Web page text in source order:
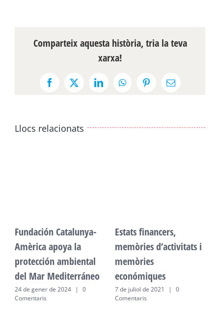
Comparteix aquesta història, tria la teva
xarxa!
Facebook
X LinkedInWhatsAppPinterestEmail:
Llocs relacionats
Fundación Catalunya-
Amèrica apoya la
protección ambiental
del Mar Mediterráneo
24 de gener de 2024 |
0
Comentaris
Estats financers,
memòries d’activitats i
memòries
económiques
7 de juliol de 2021 |
0
Comentaris